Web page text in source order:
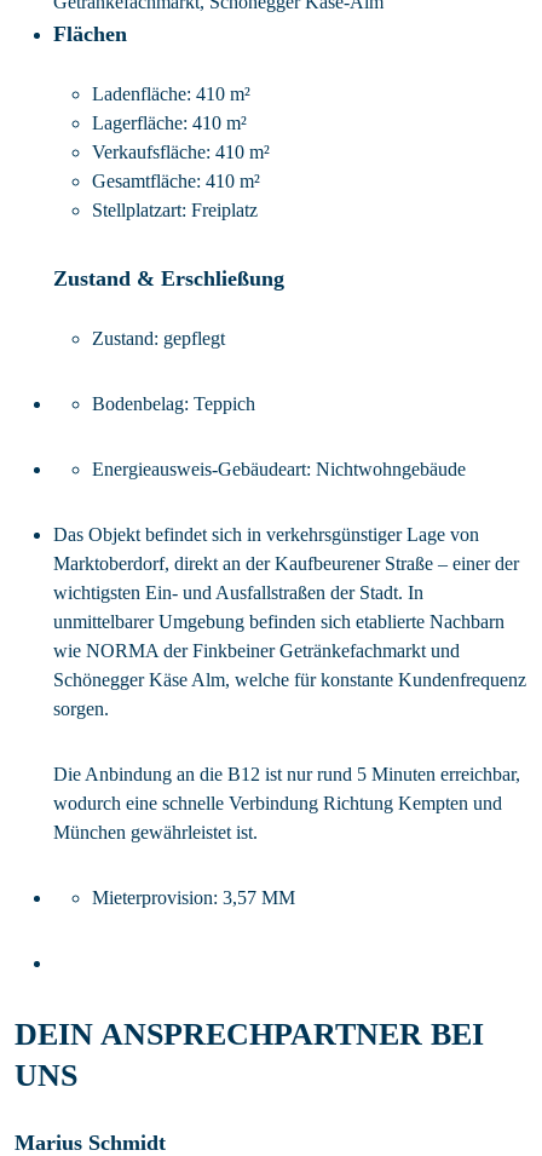
Flächen
Ladenfläche: 410 m²
Lagerfläche: 410 m²
Verkaufsfläche: 410 m²
Gesamtfläche: 410 m²
Stellplatzart: Freiplatz
Zustand & Erschließung
Zustand: gepflegt
Bodenbelag: Teppich
Energieausweis-Gebäudeart: Nichtwohngebäude
Das Objekt befindet sich in verkehrsgünstiger Lage von
Marktoberdorf, direkt an der Kaufbeurener Straße – einer der
wichtigsten Ein- und Ausfallstraßen der Stadt. In
unmittelbarer Umgebung befinden sich etablierte Nachbarn
wie NORMA der Finkbeiner Getränkefachmarkt und
Schönegger Käse Alm, welche für konstante Kundenfrequenz
sorgen.
Die Anbindung an die B12 ist nur rund 5 Minuten erreichbar,
wodurch eine schnelle Verbindung Richtung Kempten und
München gewährleistet ist.
Mieterprovision: 3,57 MM
DEIN ANSPRECHPARTNER BEI
UNS
Marius Schmidt